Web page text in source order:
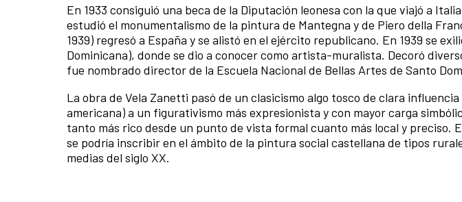
En 1933 consiguió una beca de la Diputación leonesa con la que viajó a
estudió el monumentalismo de la pintura de Mantegna y de Piero della
1939) regresó a España y se alistó en el ejército republicano. En 1939 se
Dominicana), donde se dio a conocer como artista-muralista. Decoró
fue nombrado director de la Escuela Nacional de Bellas Artes de Santo
La obra de Vela Zanetti pasó de un clasicismo algo tosco de clara
americana) a un figurativismo más expresionista y con mayor carga
tanto más rico desde un punto de vista formal cuanto más local y preciso.
se podría inscribir en el ámbito de la pintura social castellana de tipos
medias del siglo XX.